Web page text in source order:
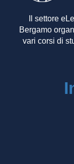
Il settore
Bergamo
vari corsi di